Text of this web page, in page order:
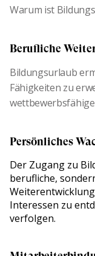
Warum ist
Berufliche
Bildungsurlaub
Fähigkeiten zu
Persönliches
Der Zugang zu
berufliche,
Interessen zu
verfolgen.